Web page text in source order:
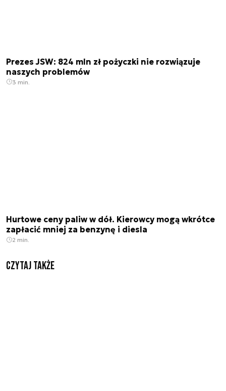
Prezes JSW: 824 mln zł pożyczki nie rozwiązuje
naszych problemów
3 min.
Hurtowe ceny paliw w dół. Kierowcy mogą wkrótce
zapłacić mniej za benzynę i diesla
2 min.
Czytaj także